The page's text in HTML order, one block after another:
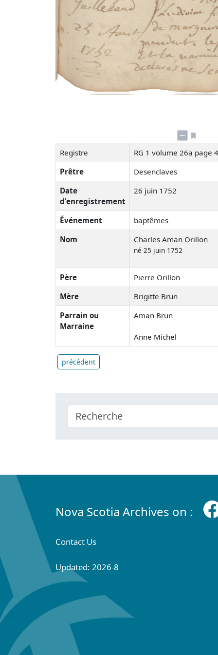
Registre
RG 1 volume 26a page
Prêtre
Desenclaves
Date
d'enregistrement
26 juin 1752
Événement
baptêmes
Nom
Charles Aman Orillon
né 25 juin 1752
Père
Pierre Orillon
Mère
Brigitte Brun
Parrain ou
Marraine
Aman Brun
Anne Michel
précédent
Nova Scotia Archives on :
Contact Us
Updated: 2026-8